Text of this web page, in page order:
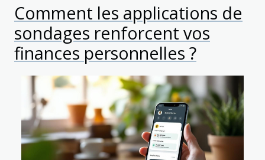
Comment les applications de
sondages renforcent vos
finances personnelles ?